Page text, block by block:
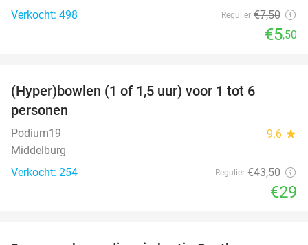
Verkocht: 498
Regulier €7,50
€5,50
(Hyper)bowlen (1 of 1,5 uur) voor 1 tot 6
personen
Podium19 9.6 star
Middelburg
Verkocht: 254
Regulier €43,50
€29